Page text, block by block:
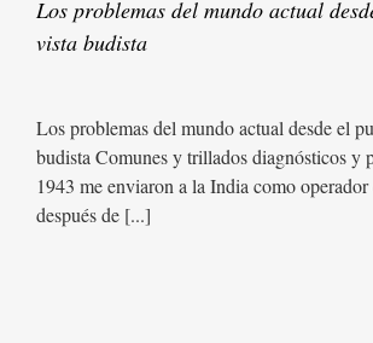
Los problemas del mundo actual
vista budista
Los problemas del mundo actual desde el
budista Comunes y trillados diagnósticos y
1943 me enviaron a la India como operador
después de [...]